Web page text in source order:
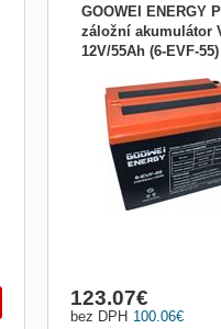
GOOWEI ENERGY
záložní akumulátor
12V/55Ah (6-EVF-55)
55 Ah olověný
VRLA (GEL) vhodný pro
dochází k častému a
cyklování, tedy hlavně
elektromotorů....
100.06€
bez DPH
123.07€